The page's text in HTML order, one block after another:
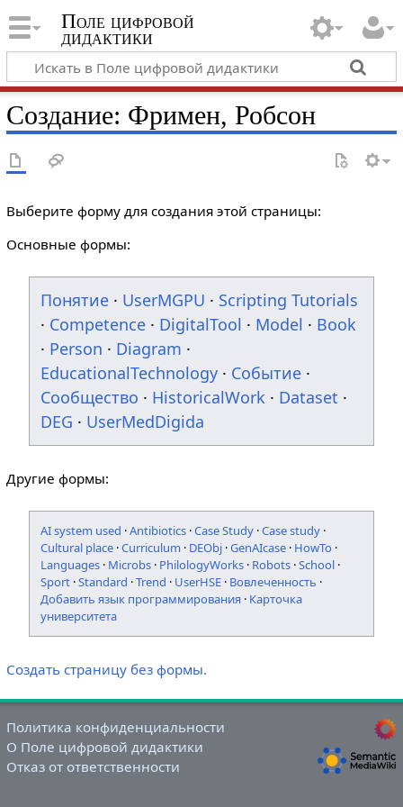
Поле цифровой
дидактики
Создание: Фримен, Робсон
Выберите форму для создания этой страницы:
Основные формы:
Понятие · UserMGPU · Scripting Tutorials
· Competence · DigitalTool · Model · Book
· Person · Diagram ·
EducationalTechnology · Событие ·
Сообщество · HistoricalWork · Dataset ·
DEG · UserMedDigida
Другие формы:
AI system used ·Antibiotics ·Case Study ·Case study ·
Cultural place ·Curriculum · DEObj ·GenAIcase · HowTo ·
Languages · Microbs · PhilologyWorks · Robots ·School ·
Sport ·Standard ·Trend · UserHSE · Вовлеченность ·
Добавить язык программирования · Карточка
университета
Создать страницу без формы.
Политика конфиденциальности
О Поле цифровой дидактики
Отказ от ответственности